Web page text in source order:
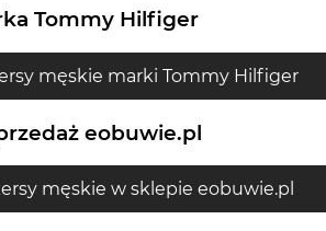
Tommy Hilfiger
męskie marki Tommy Hilfiger
eobuwie.pl
Sprawdź Sneakersy męskie w sklepie eobuwie.pl